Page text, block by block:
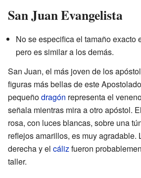
San Juan Evangelista
No se especifica el tamaño exacto
pero es similar a los demás.
San Juan, el más joven de los
figuras más bellas de este
pequeñodragón representa el
señala mientras mira a otro apóstol.
rosa, con luces blancas, sobre una
reflejos amarillos, es muy agradable.
derecha y el cálizfueron
taller.